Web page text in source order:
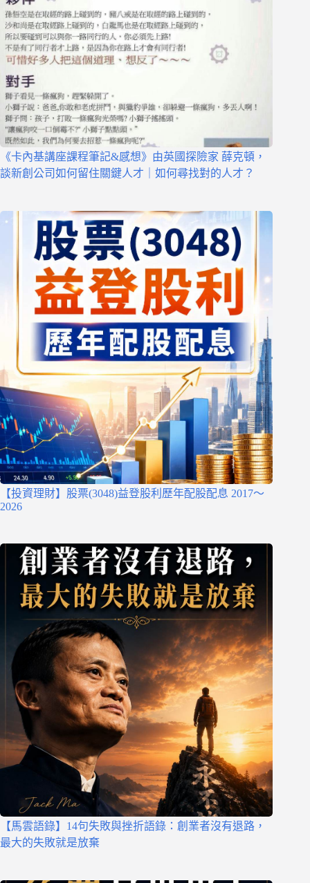
《卡內基講座課程筆記&感想》由英國探險家 薛克頓，
談新創公司如何留住關鍵人才｜如何尋找對的人才？
【投資理財】股票(3048)益登股利歷年配股配息 2017～
2026
【馬雲語錄】14句失敗與挫折語錄：創業者沒有退路，
最大的失敗就是放棄